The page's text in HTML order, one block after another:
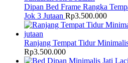
Dipan Bed Frame Rangka
Jok 3 Jutaan Rp3.500.000
Ranjang Tempat Tidur
Rp3.500.000